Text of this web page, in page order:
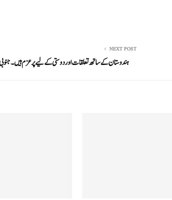
NEXT POST
ہندوستان کے ساتھ تعلقات اور دوستی کے لیے پرعزم